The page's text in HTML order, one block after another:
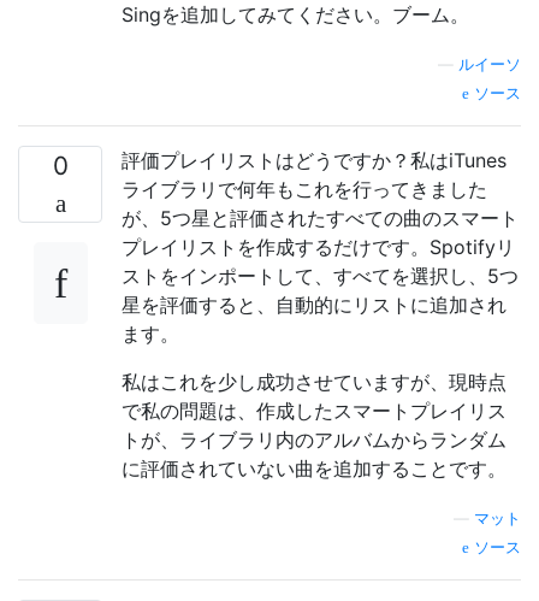
Singを追加してみてください。ブーム。
ルイーソ
ソース
0
評価プレイリストはどうですか？私はiTunes
ライブラリで何年もこれを行ってきました
が、5つ星と評価されたすべての曲のスマート
プレイリストを作成するだけです。Spotifyリ
ストをインポートして、すべてを選択し、5つ
星を評価すると、自動的にリストに追加され
ます。
私はこれを少し成功させていますが、現時点
で私の問題は、作成したスマートプレイリス
トが、ライブラリ内のアルバムからランダム
に評価されていない曲を追加することです。
マット
ソース